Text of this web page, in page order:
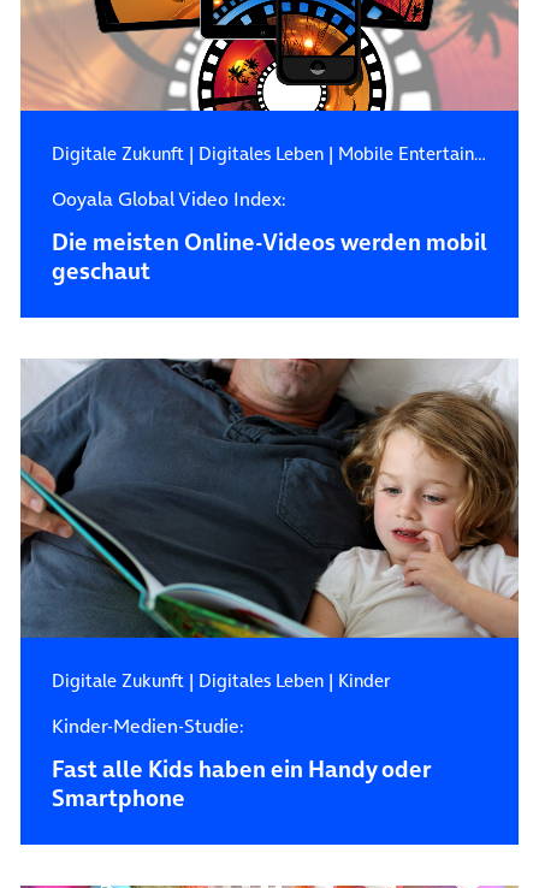
Digitale Zukunft| Digitales Leben| Mobile Entertainment
Ooyala Global Video Index:
Die meisten Online-Videos werden mobil
geschaut
Digitale Zukunft| Digitales Leben| Kinder
Kinder-Medien-Studie:
Fast alle Kids haben ein Handy oder
Smartphone